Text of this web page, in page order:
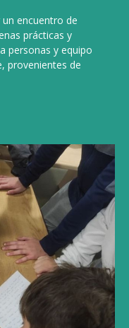
encuentro de
prácticas y
personas y equipo
provenientes de